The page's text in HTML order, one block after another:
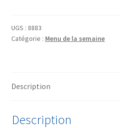
truite
saumonée,
sauce
UGS : 8883
Catégorie : Menu de la semaine
Description
Description